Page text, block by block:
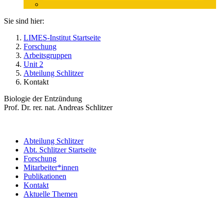
Sie sind hier:
LIMES-Institut Startseite
Forschung
Arbeitsgruppen
Unit 2
Abteilung Schlitzer
Kontakt
Biologie der Entzündung
Prof. Dr. rer. nat. Andreas Schlitzer
Abteilung Schlitzer
Abt. Schlitzer Startseite
Forschung
Mitarbeiter*innen
Publikationen
Kontakt
Aktuelle Themen